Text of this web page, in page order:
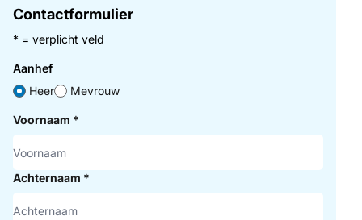
Contactformulier
* = verplicht veld
Aanhef
Heer
Mevrouw
Voornaam *
Achternaam *